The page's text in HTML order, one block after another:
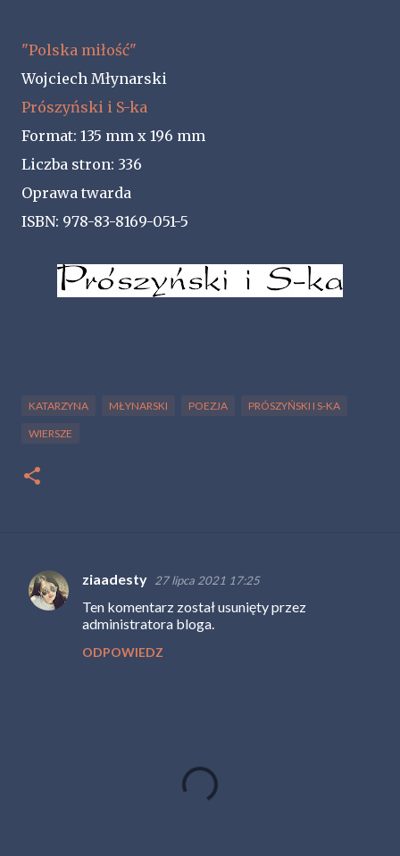
"Polska miłość"
Wojciech Młynarski
Prószyński i S-ka
Format: 135 mm x 196 mm
Liczba stron: 336
Oprawa twarda
ISBN: 978-83-8169-051-5
KATARZYNA MŁYNARSKI POEZJA PRÓSZYŃSKI I S-KA
WIERSZE
K
ziaadesty 27 lipca 2021 17:25
Ten komentarz został usunięty przez
administratora bloga.
ODPOWIEDZ